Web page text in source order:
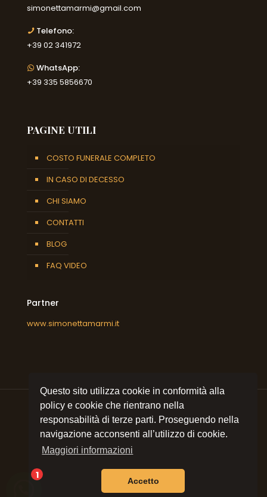
Questo sito utilizza cookie in conformità alla
policy e cookie che rientrano nella
responsabilità di terze parti. Proseguendo nella
navigazione acconsenti all’utilizzo di cookie.
Maggiori informazioni
Accetto
simonettamarmi@gmail.com
Telefono:
+39 02 341972
WhatsApp:
+39 335 5856670
PAGINE UTILI
COSTO FUNERALE COMPLETO
IN CASO DI DECESSO
CHI SIAMO
CONTATTI
BLOG
FAQ VIDEO
Partner
www.simonettamarmi.it
© 2021 All rights reservedSimonetta Marmi srl| P.I.
09053320157 | Sito e posizionamento realizzato
Privacy e cookie policy|Mappa del sito
1